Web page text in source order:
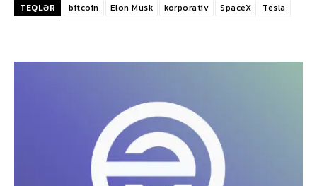
TEQLƏR bitcoin Elon Musk korporativ SpaceX Tesla